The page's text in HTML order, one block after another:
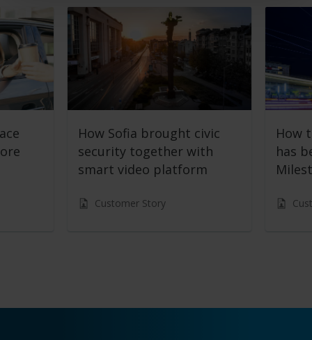
How Sofia brought civic
security together with
smart video platform
Customer Story
How
has